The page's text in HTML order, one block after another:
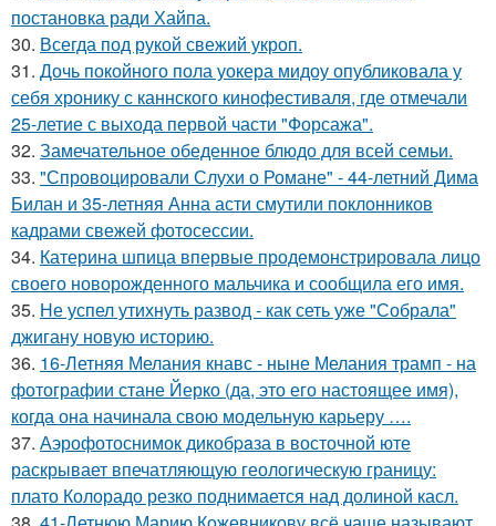
постановка ради Хайпа.
30. Всегда под рукой свежий укроп.
31. Дочь покойного пола уокера мидоу опубликовала у
себя хронику с каннского кинофестиваля, где отмечали
25-летие с выхода первой части "Форсажа".
32. Замечательное обеденное блюдо для всей семьи.
33. "Спровоцировали Слухи о Романе" - 44-летний Дима
Билан и 35-летняя Анна асти смутили поклонников
кадрами свежей фотосессии.
34. Катерина шпица впервые продемонстрировала лицо
своего новорожденного мальчика и сообщила его имя.
35. Не успел утихнуть развод - как сеть уже "Собрала"
джигану новую историю.
36. 16-Летняя Мелания кнавс - ныне Мелания трамп - на
фотографии стане Йерко (да, это его настоящее имя),
когда она начинала свою модельную карьеру ….
37. Аэрофотоснимок дикобpaза в восточной юте
раскрывает впечатляющую геологическую границу:
плато Колорадо резко поднимается над долиной касл.